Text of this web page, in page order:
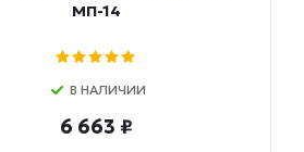
МП-14
В НАЛИЧИИ
6 663 ₽